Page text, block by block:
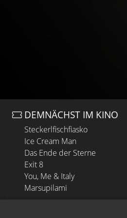
DEMNÄCHST IM KINO
Steckerlfischfiasko
Ice Cream Man
Das Ende der Sterne
Exit 8
You, Me & Italy
Marsupilami